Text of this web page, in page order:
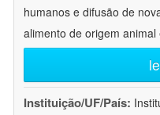
humanos e difusão de
alimento de origem
Instituição/UF/País: